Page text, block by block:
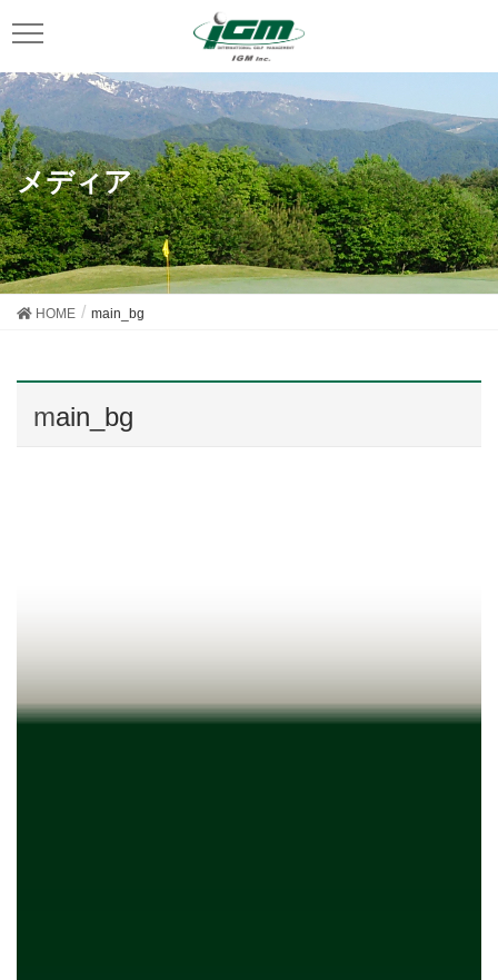
メディア
HOME main_bg
main_bg